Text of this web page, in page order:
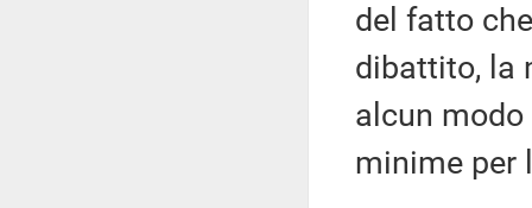
del fatto
dibattito, la
alcun
minime per